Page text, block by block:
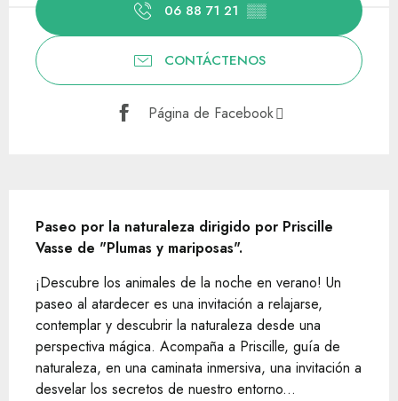
06 88 71 21 ▒▒
CONTÁCTENOS
Página de Facebook
Paseo por la naturaleza dirigido por Priscille
Vasse de "Plumas y mariposas".
¡Descubre los animales de la noche en verano! Un
paseo al atardecer es una invitación a relajarse,
contemplar y descubrir la naturaleza desde una
perspectiva mágica. Acompaña a Priscille, guía de
naturaleza, en una caminata inmersiva, una invitación a
desvelar los secretos de nuestro entorno...